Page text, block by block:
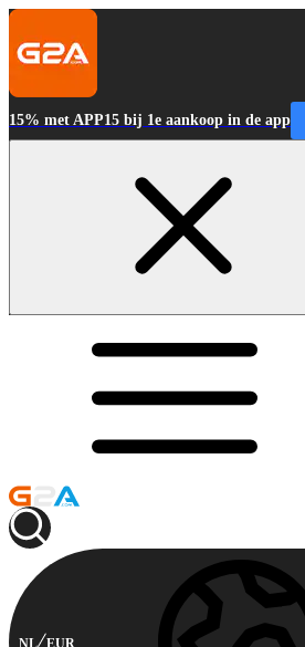
15% met APP15 bij 1e aankoop in de app
NL EUR